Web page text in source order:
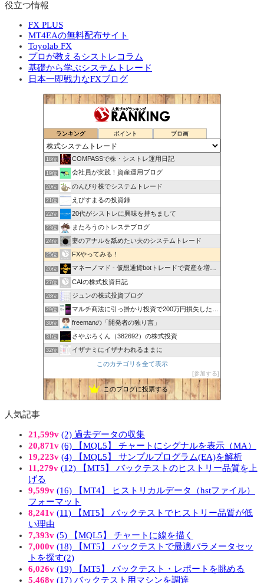
役立つ情報
FX PLUS
MT4EAの無料配布サイト
Toyolab FX
プロが教えるシストレコラム
基礎から学ぶシステムトレード
日本一即戦力なFXブログ
ランキング ポイント ブロ画
18位 COMPASSで株・シストレ運用日記
19位 会社員が実践！資産運用ブログ
20位 のんびり株でシステムトレード
21位 えびすまるの投資録
22位 20代がシストレに興味を持ちまして
23位 またろうのトレステブログ
24位 妻のアナルを舐めたい夫のシステムトレード
25位 FXやってみる！
26位 マネーノマド - 仮想通貨botトレードで資産を増やす！
27位 CAIの株式投資日記
28位 ジュンの株式投資ブログ
29位 マルチ商法に引っ掛かり投資で200万円損失した20代会社員
30位 freemanの「開発者の独り言」
31位 さやぷろくん（382692）の株式投資
32位
イザナミにイザナわれるままに
このカテゴリを全て表示
参加する
このブログに投票する
人気記事
21,599v (2) 過去データの収集
20,871v (6) 【MQL5】 チャートにシグナルを表示（MA）
19,223v (4) 【MQL5】 サンプルプログラム(EA)を解析
11,279v (12) 【MT5】 バックテストのヒストリー品質を上
げる
9,599v (16) 【MT4】 ヒストリカルデータ（hstファイル）
フォーマット
8,241v (11) 【MT5】 バックテストでヒストリー品質が低
い理由
7,393v (5) 【MQL5】 チャートに線を描く
7,000v (18) 【MT5】 バックテストで最適パラメータセッ
トを探す(2)
6,026v (19) 【MT5】 バックテスト・レポートを眺める
5,468v (17) バックテスト用マシンを調達